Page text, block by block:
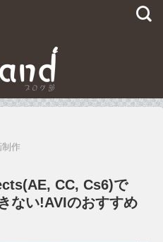
制作
CC, Cs6)で
ない!AVIのおすすめ